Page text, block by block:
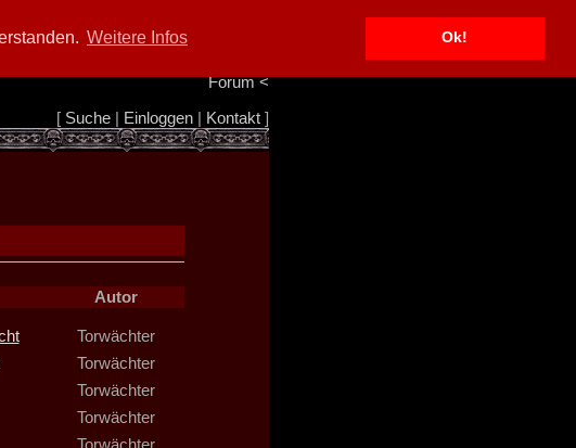
Weitere Infos Ok!
Info/Impressum
Forum<
[ Suche| Einloggen| Kontakt]
Autor
Torwächter
Torwächter
Torwächter
Torwächter
Torwächter